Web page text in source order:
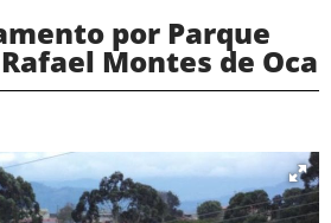
por Parque
Montes de Oca